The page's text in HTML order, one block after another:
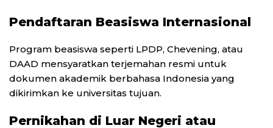
Pendaftaran Beasiswa Internasional
Program beasiswa seperti LPDP, Chevening, atau
DAAD mensyaratkan terjemahan resmi untuk
dokumen akademik berbahasa Indonesia yang
dikirimkan ke universitas tujuan.
Pernikahan di Luar Negeri atau